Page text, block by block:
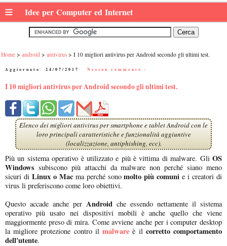
≡ Idee per Computer ed Internet
Home android antivirus I 10 migliori antivirus per Android secondo gli ultimi test.
Aggiornato: 24/07/2017 Nessun commento :
I 10 migliori antivirus per Android secondo gli ultimi test.
Elenco dei migliori antivirus per smartphone e tablet Android con le
loro principali caratteristiche e funzionalità aggiuntive
(localizzazione, antiphishing, ecc).
Più un sistema operativo è utilizzato e più è vittima di malware. GliOS
Windows subiscono più attacchi da malware non perché siano meno
sicuri di Linux o Macma perché sonomolto più comuni e i creatori di
virus li preferiscono come loro obiettivi.
Questo accade anche per Android che essendo nettamente il sistema
operativo più usato nei dispositivi mobili è anche quello che viene
maggiormente preso di mira. Come avviene anche per i computer desktop
la migliore protezione contro ilmalware è il corretto comportamento
dell'utente.